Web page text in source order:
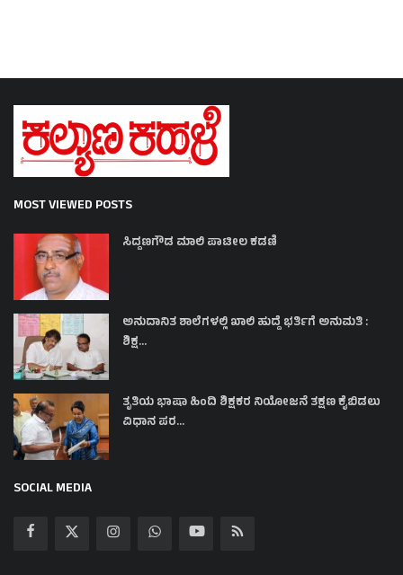
MOST VIEWED POSTS
ಸಿದ್ದಣಗೌಡ ಮಾಲಿ ಪಾಟೀಲ ಕಡಣಿ
ಅನುದಾನಿತ ಶಾಲೆಗಳಲ್ಲಿ ಖಾಲಿ ಹುದ್ದೆ ಭರ್ತಿಗೆ ಅನುಮತಿ :
ಶಿಕ್ಷ...
ತೃತಿಯ ಭಾಷಾ ಹಿಂದಿ ಶಿಕ್ಷಕರ ನಿಯೋಜನೆ ತಕ್ಷಣ ಕೈಬಿಡಲು
ವಿಧಾನ ಪರ...
SOCIAL MEDIA